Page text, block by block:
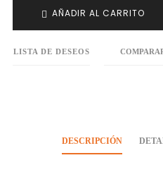
AÑADIR AL CARRITO
LISTA DE DESEOS
DESCRIPCIÓN